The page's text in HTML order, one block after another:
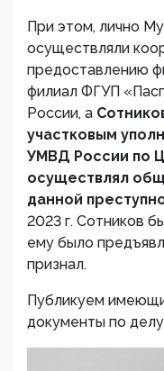
При этом, лично
осуществляли
предоставлению
филиал ФГУП
России, а
участковым
УМВД России по
осуществлял
данной
2023 г. Сотников
ему было
признал.
Публикуем
документы по